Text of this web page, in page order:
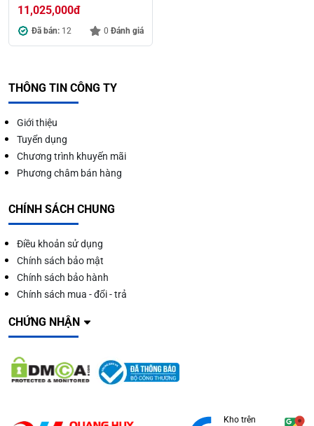
11,025,000đ
Đã bán: 12 0 Đánh giá
THÔNG TIN CÔNG TY
Giới thiệu
Tuyển dụng
Chương trình khuyến mãi
Phương châm bán hàng
CHÍNH SÁCH CHUNG
Điều khoản sử dụng
Chính sách bảo mật
Chính sách bảo hành
Chính sách mua - đổi - trả
CHỨNG NHẬN
Kho trên